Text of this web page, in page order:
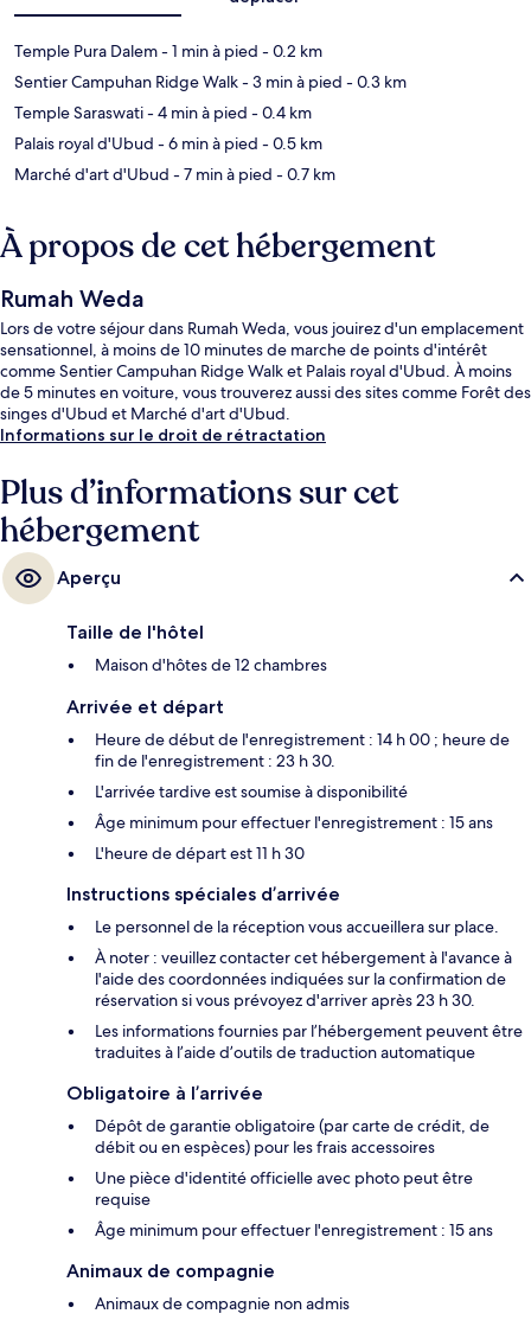
Temple Pura Dalem- 1 min à pied - 0.2 km
Sentier Campuhan Ridge Walk- 3 min à pied - 0.3 km
Temple Saraswati- 4 min à pied - 0.4 km
Palais royal d'Ubud - 6 min à pied - 0.5 km
Marché d'art d'Ubud - 7 min à pied - 0.7 km
À propos de cet hébergement
Rumah Weda
Lors de votre séjour dans Rumah Weda, vous jouirez d'un emplacement
sensationnel, à moins de 10 minutes de marche de points d'intérêt
comme Sentier Campuhan Ridge Walk et Palais royal d'Ubud. À moins
de 5 minutes en voiture, vous trouverez aussi des sites comme Forêt des
singes d'Ubud et Marché d'art d'Ubud.
Informations sur le droit de rétractation
Plus d’informations sur cet
hébergement
Aperçu
Taille de l'hôtel
Maison d'hôtes de 12 chambres
Arrivée et départ
Heure de début de l'enregistrement : 14 h 00 ; heure de
fin de l'enregistrement : 23 h 30.
L'arrivée tardive est soumise à disponibilité
Âge minimum pour effectuer l'enregistrement : 15 ans
L'heure de départ est 11 h 30
Instructions spéciales d’arrivée
Le personnel de la réception vous accueillera sur place.
À noter : veuillez contacter cet hébergement à l'avance à
l'aide des coordonnées indiquées sur la confirmation de
réservation si vous prévoyez d'arriver après 23 h 30.
Les informations fournies par l’hébergement peuvent être
traduites à l’aide d’outils de traduction automatique
Obligatoire à l’arrivée
Dépôt de garantie obligatoire (par carte de crédit, de
débit ou en espèces) pour les frais accessoires
Une pièce d'identité officielle avec photo peut être
requise
Âge minimum pour effectuer l'enregistrement : 15 ans
Animaux de compagnie
Animaux de compagnie non admis